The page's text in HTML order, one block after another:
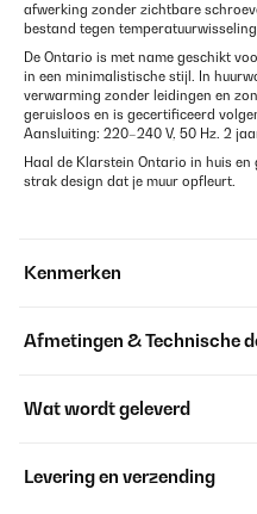
afwerking zonder zichtbare
bestand tegen
De Ontario is met name geschikt
in een minimalistische stijl. In
verwarming zonder leidingen en
geruisloos en is gecertificeerd
Aansluiting: 220–240 V, 50 Hz. 2
Haal de Klarstein Ontario in huis
strak design dat je muur opfleurt.
Kenmerken
Afmetingen & Technische
Wat wordt geleverd
Levering en verzending